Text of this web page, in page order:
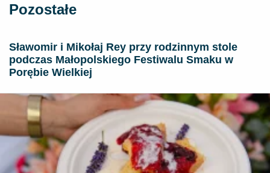
Pozostałe
Sławomir i Mikołaj Rey przy rodzinnym stole
podczas Małopolskiego Festiwalu Smaku w
Porębie Wielkiej